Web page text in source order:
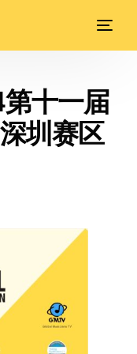
十一届
圳赛区